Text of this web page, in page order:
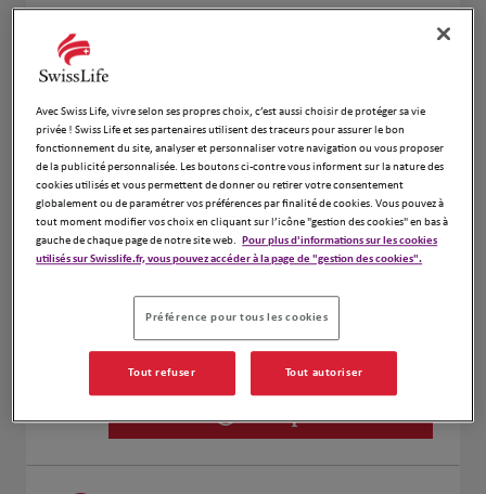
2
Numéro
Voir plus
Emmanuel DEGOIN
4 Rue Léonard Combes
13500 Martigues
Fermé aujourd'hui
Numéro
Voir plus
Avec Swiss Life, vivre selon ses propres choix, c’est aussi choisir de protéger sa vie
privée ! Swiss Life et ses partenaires utilisent des traceurs pour assurer le bon
fonctionnement du site, analyser et personnaliser votre navigation ou vous proposer
de la publicité personnalisée. Les boutons ci-contre vous informent sur la nature des
cookies utilisés et vous permettent de donner ou retirer votre consentement
globalement ou de paramétrer vos préférences par finalité de cookies. Vous pouvez à
tout moment modifier vos choix en cliquant sur l’icône "gestion des cookies" en bas à
gauche de chaque page de notre site web. Pour plus d'informations sur les cookies
utilisés sur Swisslife.fr, vous pouvez accéder à la page de "gestion des cookies".
Préférence pour tous les cookies
Tout refuser Tout autoriser